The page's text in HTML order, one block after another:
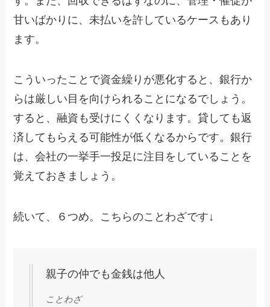
甘いばかりに、未払いを許しているケースもあり
ます。
こういったことで資金繰りが悪化すると、銀行か
らは厳しい目を向けられることになるでしょう。
すると、融資も受けにくくなります。貸しても返
済してもらえる可能性が低くなるからです。銀行
は、会社の一挙手一投足に注目をしていることを
覚えておきましょう。
続いて、６つめ。こちらのことわざです↓
親子の仲でも金銭は他人
ことわざ